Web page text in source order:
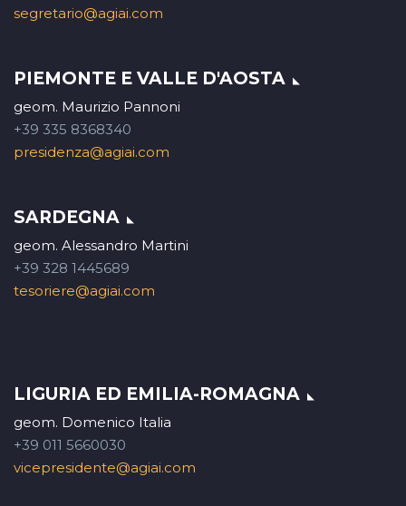
segretario@agiai.com
PIEMONTE E VALLE D'AOSTA
geom. Maurizio Pannoni
+39 335 8368340
presidenza@agiai.com
SARDEGNA
geom. Alessandro Martini
+39 328 1445689
tesoriere@agiai.com
LIGURIA ED EMILIA-ROMAGNA
geom. Domenico Italia
+39 011 5660030
vicepresidente@agiai.com